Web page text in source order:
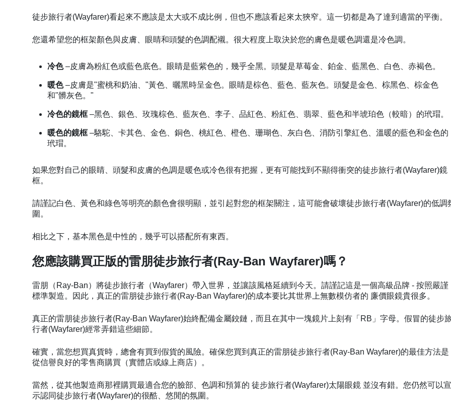
徒步旅行者(Wayfarer)看起來不應該是太大或不成比例，但也不應該看起來太狹窄。這一切都是為了達到適當的平衡。
您還希望您的框架顏色與皮膚、眼睛和頭髮的色調配襯。很大程度上取決於您的膚色是暖色調還是冷色調。
冷色–皮膚為粉紅色或藍色底色。眼睛是藍紫色的，幾乎全黑。頭髮是草莓金、鉑金、藍黑色、白色、赤褐色。
暖色–皮膚是"蜜桃和奶油、"黃色、曬黑時呈金色。眼睛是棕色、藍色、藍灰色。頭髮是金色、棕黑色、棕金色
和"髒灰色。"
冷色的鏡框 –黑色、銀色、玫瑰棕色、藍灰色、李子、品紅色、粉紅色、翡翠、藍色和半琥珀色（較暗）的玳瑁。
暖色的鏡框 –駱駝、卡其色、金色、銅色、桃紅色、橙色、珊瑚色、灰白色、消防引擎紅色、溫暖的藍色和金色的
玳瑁。
如果您對自己的眼睛、頭髮和皮膚的色調是暖色或冷色很有把握，更有可能找到不顯得衝突的徒步旅行者(Wayfarer)鏡
框。
請謹記白色、黃色和綠色等明亮的顏色會很明顯，並引起對您的框架關注，這可能會破壞徒步旅行者(Wayfarer)的低調
圍。
相比之下，基本黑色是中性的，幾乎可以搭配所有東西。
您應該購買正版的雷朋徒步旅行者(Ray-Ban Wayfarer)嗎？
雷朋（Ray-Ban）將徒步旅行者（Wayfarer）帶入世界，並讓該風格延續到今天。請謹記這是一個高級品牌 - 按照嚴謹
標準製造。因此，真正的雷朋徒步旅行者(Ray-Ban Wayfarer)的成本要比其世界上無數模仿者的 廉價眼鏡貴很多。
真正的雷朋徒步旅行者(Ray-Ban Wayfarer)始終配備金屬鉸鏈，而且在其中一塊鏡片上刻有「RB」字母。假冒的徒步
行者(Wayfarer)經常弄錯這些細節。
確實，當您想買真貨時，總會有買到假貨的風險。確保您買到真正的雷朋徒步旅行者(Ray-Ban Wayfarer)的最佳方法是
從信譽良好的零售商購買（實體店或線上商店）。
當然，從其他製造商那裡購買最適合您的臉部、色調和預算的 徒步旅行者(Wayfarer)太陽眼鏡 並沒有錯。您仍然可以宣
示認同徒步旅行者(Wayfarer)的很酷、悠閒的氛圍。